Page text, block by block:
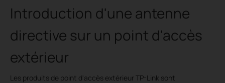
Introduction d'une antenne
directive sur un point d'accès
extérieur
Les produits de point d'accès extérieur TP-Link sont